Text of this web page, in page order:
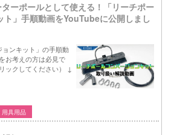
ーポールとして使える！「リーチポー
ト」手順動画をYouTubeに公開しまし
ンキット」の手順動
お考えの方は必見で
ックしてください） ↓
用具用品